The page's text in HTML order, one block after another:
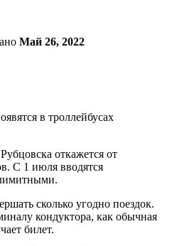
Май 26, 2022
откажется от
С 1 июля вводятся
сколько угодно поездок.
кондуктора, как обычная
билет.